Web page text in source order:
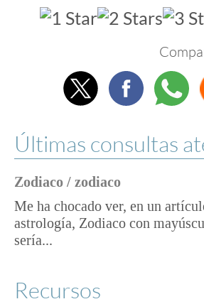
TwitterFacebook
Últimas consultas
Zodiaco / zodiaco
Me ha chocado ver, en un
astrología, Zodiaco con
sería...
Recursos